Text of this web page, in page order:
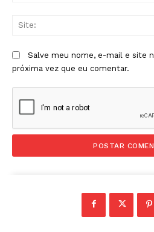
Salve meu nome, e-mail e site
próxima vez que eu comentar.